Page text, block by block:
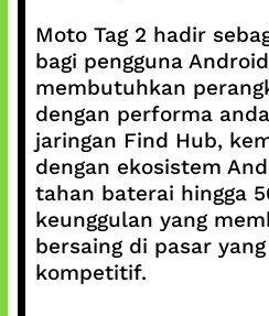
Moto Tag 2 hadir
bagi pengguna
membutuhkan
dengan performa
jaringan Find Hub,
dengan ekosistem
tahan baterai hingga
keunggulan yang
bersaing di pasar
kompetitif.